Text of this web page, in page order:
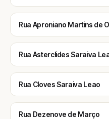
Rua Aproniano Martins de
Rua Asterclides Saraiva
Rua Cloves Saraiva Leao
Rua Dezenove de Março